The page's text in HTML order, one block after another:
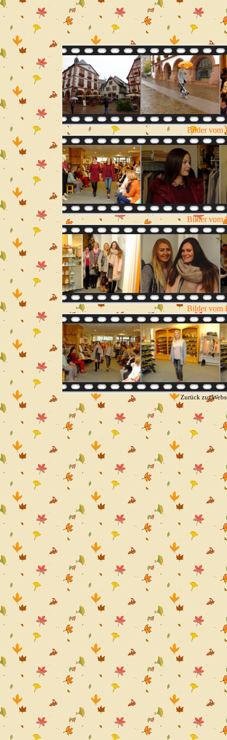
Bilder vom
Bilder vom
Bilder vom
Zurück zur